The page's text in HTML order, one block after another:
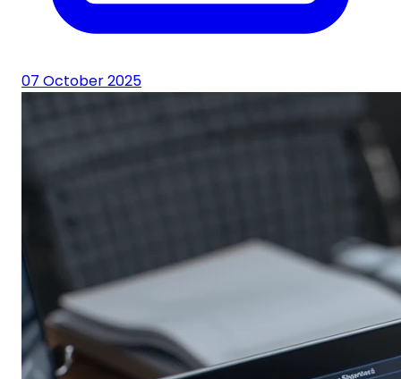
07 October 2025